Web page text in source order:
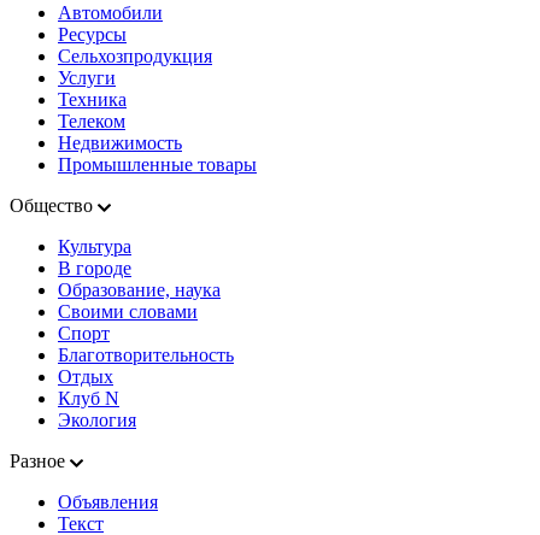
Автомобили
Ресурсы
Сельхозпродукция
Услуги
Техника
Телеком
Недвижимость
Промышленные товары
Общество
Культура
В городе
Образование, наука
Своими словами
Спорт
Благотворительность
Отдых
Клуб N
Экология
Разное
Объявления
Текст